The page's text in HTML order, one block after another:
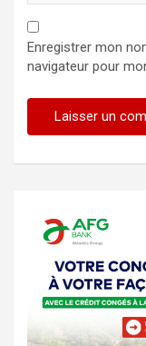
Enregistrer mon
navigateur pour